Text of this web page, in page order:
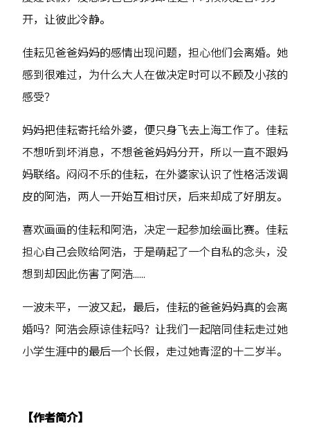
开，让彼此冷静。
佳耘见爸爸妈妈的感情出现问题，担心他们会离婚。她
感到很难过，为什么大人在做决定时可以不顾及小孩的
感受？
妈妈把佳耘寄托给外婆，便只身飞去上海工作了。佳耘
不想听到坏消息，不想爸爸妈妈分开，所以一直不跟妈
妈联络。闷闷不乐的佳耘，在外婆家认识了性格活泼调
皮的阿浩，两人一开始互相讨厌，后来却成了好朋友。
喜欢画画的佳耘和阿浩，决定一起参加绘画比赛。佳耘
担心自己会败给阿浩，于是萌起了一个自私的念头，没
想到却因此伤害了阿浩……
一波未平，一波又起，最后，佳耘的爸爸妈妈真的会离
婚吗？阿浩会原谅佳耘吗？让我们一起陪同佳耘走过她
小学生涯中的最后一个长假，走过她青涩的十二岁半。
【作者简介】